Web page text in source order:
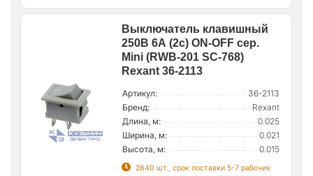
Выключатель клавишный
250В 6А (2с) ON-OFF сер.
Mini (RWB-201 SC-768)
Rexant 36-2113
Артикул:
36-2113
Бренд:
Rexant
Длина, м:
0.025
Ширина, м:
0.021
Высота, м:
0.015
2840 шт., срок поставки 5-7 рабочих